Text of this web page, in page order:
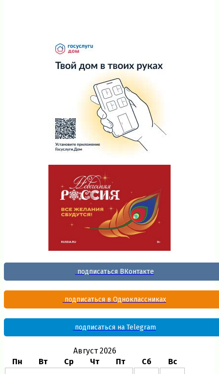
подписаться ВКонтакте
подписаться в Одноклассниках
подписаться на Telegram
Август 2026
Пн
Вт Ср Чт Пт Сб Вс